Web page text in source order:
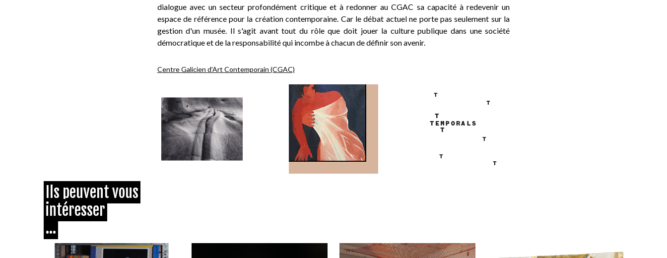
dialogue avec un secteur profondément critique et à redonner au CGAC sa capacité à redevenir un
espace de référence pour la création contemporaine. Car le débat actuel ne porte pas seulement sur la
gestion d'un musée. Il s'agit avant tout du rôle que doit jouer la culture publique dans une société
démocratique et de la responsabilité qui incombe à chacun de définir son avenir.
Centre Galicien d'Art Contemporain (CGAC)
Ils peuvent vous
intéresser
...